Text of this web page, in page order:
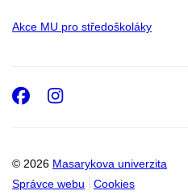
Akce MU pro středoškoláky
© 2026 Masarykova univerzita
Správce webu
Cookies
Facebook
Instagram